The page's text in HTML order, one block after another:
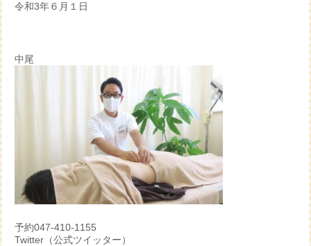
令和3年６月１日
中尾
予約047-410-1155
Twitter（公式ツイッター）